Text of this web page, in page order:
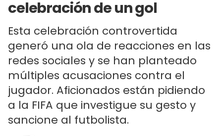
celebración de un gol
Esta celebración controvertida
generó una ola de reacciones en las
redes sociales y se han planteado
múltiples acusaciones contra el
jugador. Aficionados están pidiendo
a la FIFA que investigue su gesto y
sancione al futbolista.